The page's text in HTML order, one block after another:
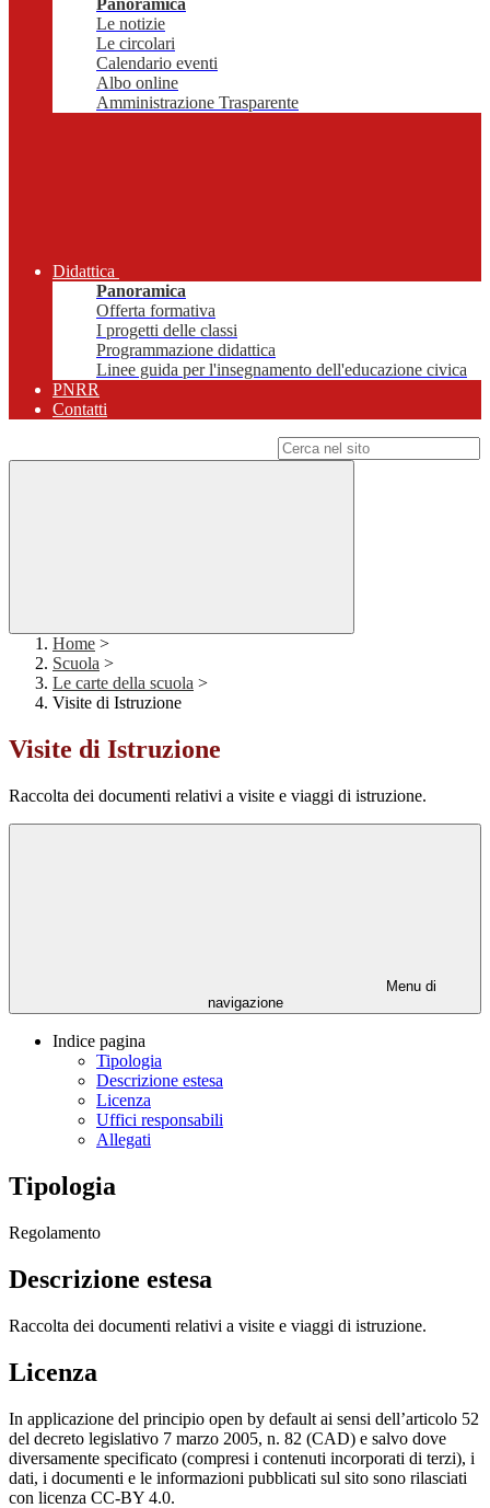
Panoramica
Le notizie
Le circolari
Calendario eventi
Albo online
Amministrazione Trasparente
Didattica
Panoramica
Offerta formativa
I progetti delle classi
Programmazione didattica
Linee guida per l'insegnamento dell'educazione civica
PNRR
Contatti
Home >
Scuola >
Le carte della scuola >
Visite di Istruzione
Visite di Istruzione
Raccolta dei documenti relativi a visite e viaggi di istruzione.
Menu di
navigazione
Indice pagina
Tipologia
Descrizione estesa
Licenza
Uffici responsabili
Allegati
Tipologia
Regolamento
Descrizione estesa
Raccolta dei documenti relativi a visite e viaggi di istruzione.
Licenza
In applicazione del principio open by default ai sensi dell’articolo 52
del decreto legislativo 7 marzo 2005, n. 82 (CAD) e salvo dove
diversamente specificato (compresi i contenuti incorporati di terzi), i
dati, i documenti e le informazioni pubblicati sul sito sono rilasciati
con licenza CC-BY 4.0.